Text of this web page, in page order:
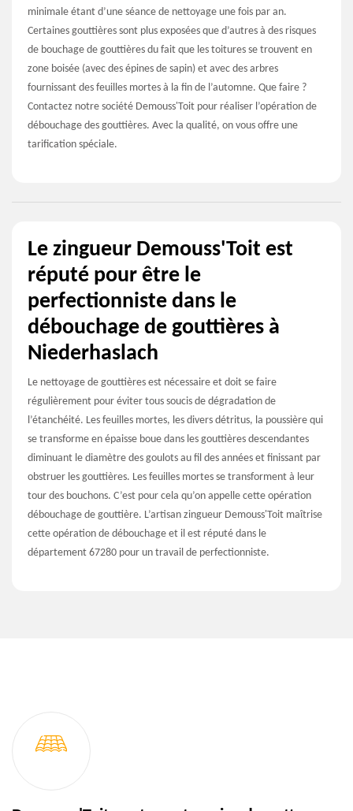
minimale étant d’une séance de nettoyage une fois par an.
Certaines gouttières sont plus exposées que d’autres à des risques
de bouchage de gouttières du fait que les toitures se trouvent en
zone boisée (avec des épines de sapin) et avec des arbres
fournissant des feuilles mortes à la fin de l’automne. Que faire ?
Contactez notre société Demouss'Toit pour réaliser l’opération de
débouchage des gouttières. Avec la qualité, on vous offre une
tarification spéciale.
Le zingueur Demouss'Toit est
réputé pour être le
perfectionniste dans le
débouchage de gouttières à
Niederhaslach
Le nettoyage de gouttières est nécessaire et doit se faire
régulièrement pour éviter tous soucis de dégradation de
l’étanchéité. Les feuilles mortes, les divers détritus, la poussière qui
se transforme en épaisse boue dans les gouttières descendantes
diminuant le diamètre des goulots au fil des années et finissant par
obstruer les gouttières. Les feuilles mortes se transforment à leur
tour des bouchons. C’est pour cela qu’on appelle cette opération
débouchage de gouttière. L’artisan zingueur Demouss'Toit maîtrise
cette opération de débouchage et il est réputé dans le
département 67280 pour un travail de perfectionniste.